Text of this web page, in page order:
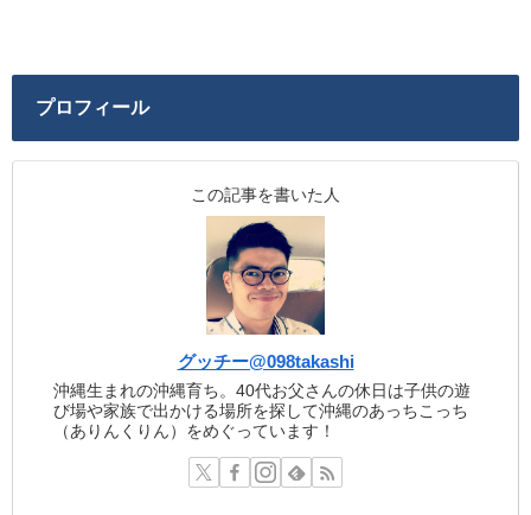
プロフィール
この記事を書いた人
グッチー@098takashi
沖縄生まれの沖縄育ち。40代お父さんの休日は子供の遊
び場や家族で出かける場所を探して沖縄のあっちこっち
（ありんくりん）をめぐっています！